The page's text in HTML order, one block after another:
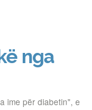
nga
ime për diabetin", e